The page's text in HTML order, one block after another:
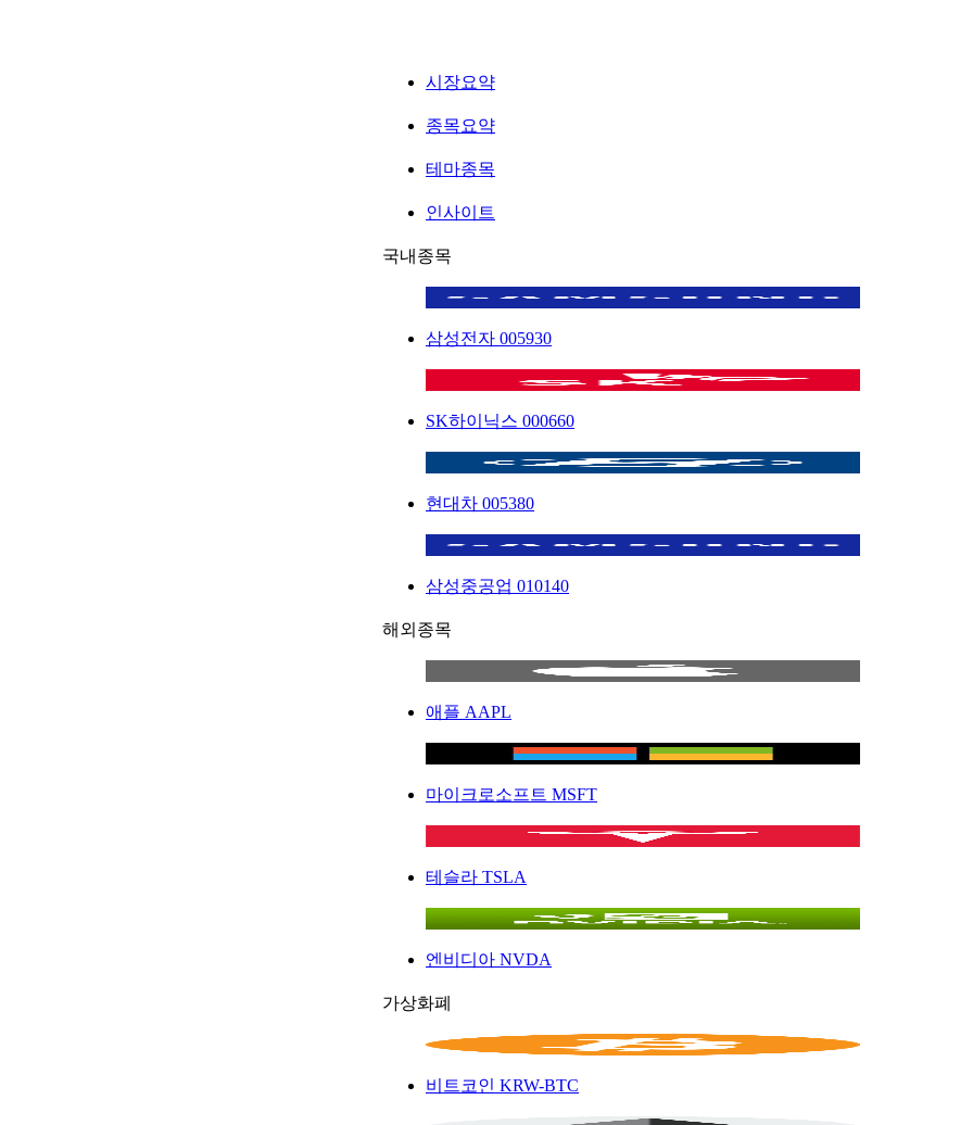
시장요약
종목요약
테마종목
인사이트
국내종목
삼성전자 005930
SK하이닉스 000660
현대차 005380
삼성중공업 010140
해외종목
애플 AAPL
마이크로소프트 MSFT
테슬라 TSLA
엔비디아 NVDA
가상화폐
비트코인 KRW-BTC